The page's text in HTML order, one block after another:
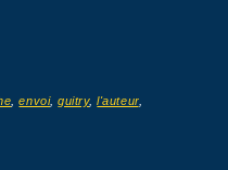
,envoi,guitry,l'auteur,